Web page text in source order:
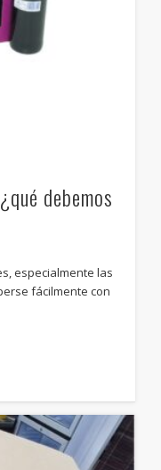
debemos
especialmente las
fácilmente con